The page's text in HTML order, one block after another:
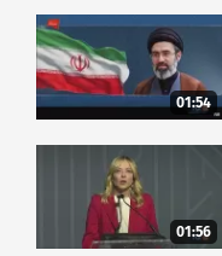
01:54
01:56